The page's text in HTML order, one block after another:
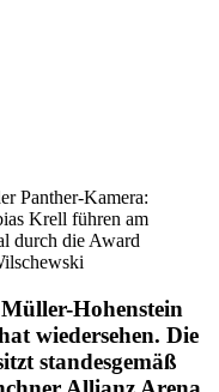
Panther-Kamera:
Krell führen am
durch die Award
Hohenstein
wiedersehen. Die
standesgemäß